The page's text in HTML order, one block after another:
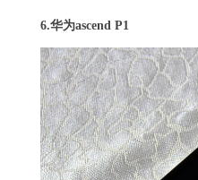
6.华为ascend P1